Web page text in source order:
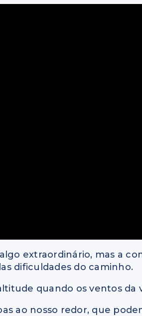
extraordinário, mas a
dificuldades do caminho.
quando os ventos da
ao nosso redor, que